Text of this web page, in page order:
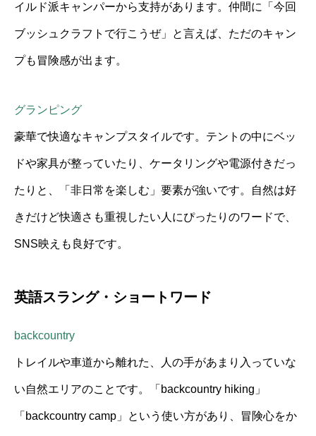
イルド派キャンパーから支持があります。仲間に「今回
ブッシュクラフトで行こうぜ」と言えば、ただのキャン
プも冒険感が出ます。
グランピング
豪華で快適なキャンプスタイルです。テントの中にベッ
ドや家具が整っていたり、ケータリングや電源付きだっ
たりと、「非日常を楽しむ」要素が強いです。自然は好
きだけど快適さも重視したい人にぴったりのワードで、
SNS映えも良好です。
英語スラング・ショートワード
backcountry
トレイルや車道から離れた、人の手があまり入っていな
い自然エリアのことです。「backcountry hiking」
「backcountry camp」という使い方があり、冒険心をか